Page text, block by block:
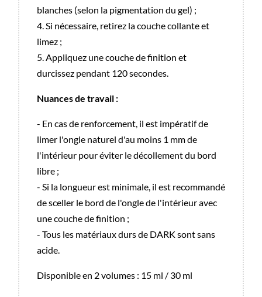
blanches (selon la pigmentation du gel) ;
4. Si nécessaire, retirez la couche collante et
limez ;
5. Appliquez une couche de finition et
durcissez pendant 120 secondes.
Nuances de travail :
- En cas de renforcement, il est impératif de
limer l'ongle naturel d'au moins 1 mm de
l'intérieur pour éviter le décollement du bord
libre ;
- Si la longueur est minimale, il est recommandé
de sceller le bord de l'ongle de l'intérieur avec
une couche de finition ;
- Tous les matériaux durs de DARK sont sans
acide.
Disponible en 2 volumes : 15 ml / 30 ml